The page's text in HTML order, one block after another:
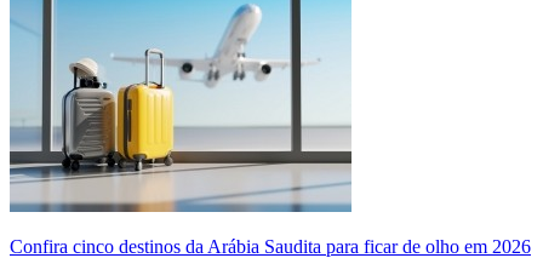
Confira cinco destinos da Arábia Saudita para ficar de olho em 2026